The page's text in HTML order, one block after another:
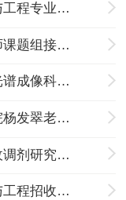
2021年考研西安工业大学材料科学与工程专业接收调剂生的通知
2021年考研西安工业大学张军军老师课题组接收调剂生的通知
2021年考研西安工业大学刘教授宽光谱成像科研团队接收调剂生的通知
2021年西安工业大学材料与化工学院杨发翠老师招收是调剂研究生的通知
2021年考研西安工业大学课题组招收调剂研究生的通知
2021年考研西安工业大学材料科学与工程招收调剂研究生的通知